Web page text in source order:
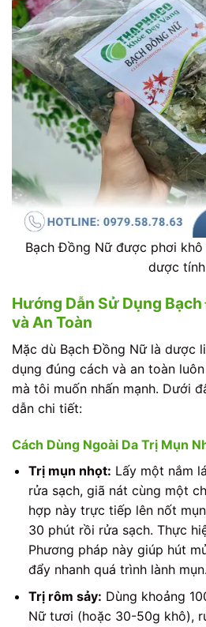
Bạch Đồng Nữ được phơi
dược tính
Hướng Dẫn Sử Dụng
và An Toàn
Mặc dù Bạch Đồng Nữ là dược
dụng đúng cách và an toàn
mà tôi muốn nhấn mạnh. Dưới
dẫn chi tiết:
Cách Dùng Ngoài Da Trị Mụn
Trị mụn nhọt: Lấy một nắm
rửa sạch, giã nát cùng một
hợp này trực tiếp lên nốt
30 phút rồi rửa sạch. Thực
Phương pháp này giúp hút
đẩy nhanh quá trình lành mụn.
Trị rôm sảy: Dùng khoảng
Nữ tươi (hoặc 30-50g khô),